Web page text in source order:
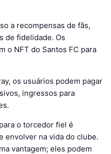
a recompensas de fãs,
de fidelidade. Os
o NFT do Santos FC para
os usuários podem pagar
ingressos para
o torcedor fiel é
envolver na vida do clube.
vantagem; eles podem